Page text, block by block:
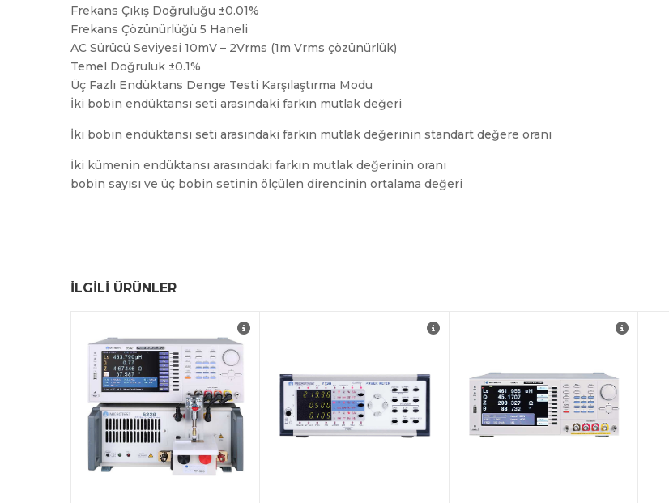
Frekans Çıkış Doğruluğu ±0.01%
Frekans Çözünürlüğü 5 Haneli
AC Sürücü Seviyesi 10mV – 2Vrms (1m Vrms çözünürlük)
Temel Doğruluk ±0.1%
Üç Fazlı Endüktans Denge Testi Karşılaştırma Modu
İki bobin endüktansı seti arasındaki farkın mutlak değeri
İki bobin endüktansı seti arasındaki farkın mutlak değerinin standart değere oranı
İki kümenin endüktansı arasındaki farkın mutlak değerinin oranı
bobin sayısı ve üç bobin setinin ölçülen direncinin ortalama değeri
İLGILI ÜRÜNLER
Akım ve frekans grafik
tarama analizi
Frekans yanıtı 100Hz-
3MHz
DC Bias Akımı Max.60A
(6210)
DCR Ölçüm fonksiyonu
AC / DC Dual amp/watt-
hour meter
Wide range 0.001W-16KW
Connection software